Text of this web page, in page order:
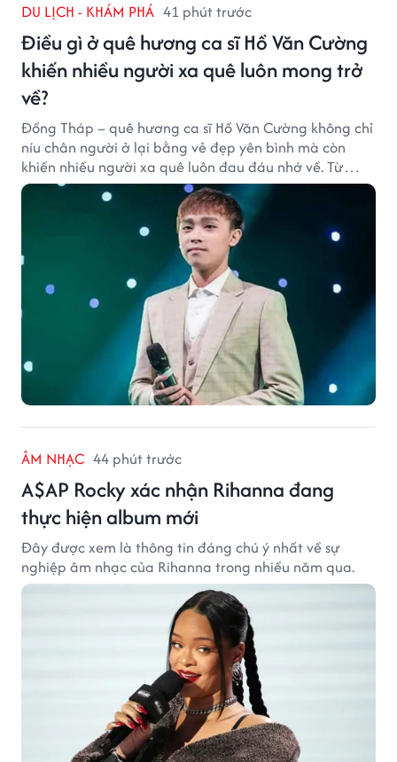
DU LỊCH - KHÁM PHÁ 41 phút trước
Điều gì ở quê hương ca sĩ Hồ Văn Cường
khiến nhiều người xa quê luôn mong trở
về?
Đồng Tháp – quê hương ca sĩ Hồ Văn Cường không chỉ
níu chân người ở lại bằng vẻ đẹp yên bình mà còn
khiến nhiều người xa quê luôn đau đáu nhớ về. Từ
cảnh sắc, ẩm thực đến tình người mộc mạc, tất cả tạo
nên sức hút rất riêng của vùng đất sen hồng.
ÂM NHẠC 44 phút trước
A$AP Rocky xác nhận Rihanna đang
thực hiện album mới
Đây được xem là thông tin đáng chú ý nhất về sự
nghiệp âm nhạc của Rihanna trong nhiều năm qua.